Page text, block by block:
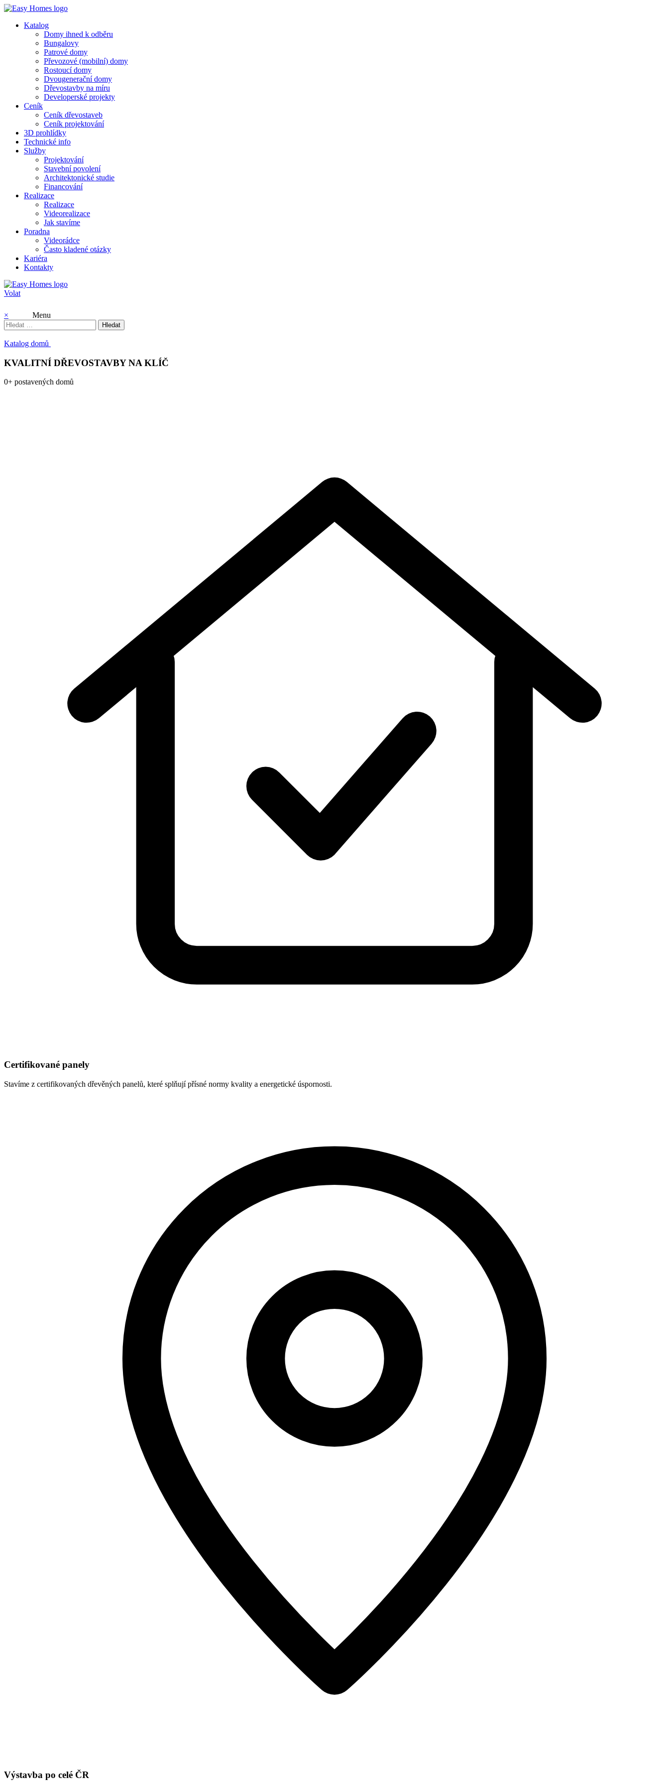
Katalog
Domy ihned k odběru
Bungalovy
Patrové domy
Převozové (mobilní) domy
Rostoucí domy
Dvougenerační domy
Dřevostavby na míru
Developerské projekty
Ceník
Ceník dřevostaveb
Ceník projektování
3D prohlídky
Technické info
Služby
Projektování
Stavební povolení
Architektonické studie
Financování
Realizace
Realizace
Videorealizace
Jak stavíme
Poradna
Videorádce
Často kladené otázky
Kariéra
Kontakty
Volat
×
Menu
Vyhledávání
Katalog domů
KVALITNÍ DŘEVOSTAVBY NA KLÍČ
0+ postavených domů
Certifikované panely
Stavíme z certifikovaných dřevěných panelů, které splňují přísné normy kvality a energetické úspornosti.
Výstavba po celé ČR